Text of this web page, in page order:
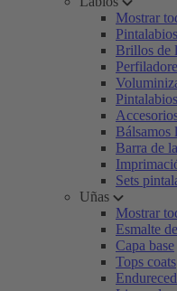
Mostrar
Pintalabios
Brillos de
Bálsamos
Barra de
Sets
Uñas
Mostrar
Esmalte
Capa base
Tops coats